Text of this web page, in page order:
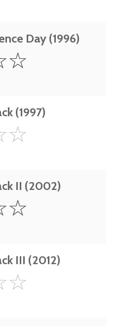
Day (1996)
☆
(1997)
☆
II (2002)
☆
III (2012)
☆